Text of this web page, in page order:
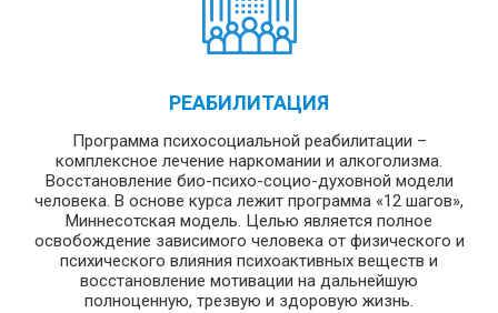
РЕАБИЛИТАЦИЯ
Программа психосоциальной реабилитации –
комплексное лечение наркомании и алкоголизма.
Восстановление био-психо-социо-духовной модели
человека. В основе курса лежит программа «12 шагов»,
Миннесотская модель. Целью является полное
освобождение зависимого человека от физического и
психического влияния психоактивных веществ и
восстановление мотивации на дальнейшую
полноценную, трезвую и здоровую жизнь.